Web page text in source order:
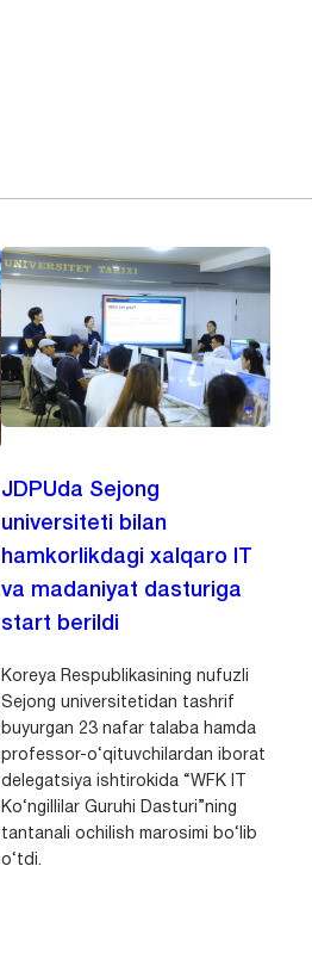
JDPUda Sejong
universiteti bilan
hamkorlikdagi xalqaro IT
va madaniyat dasturiga
start berildi
Koreya Respublikasining nufuzli
Sejong universitetidan tashrif
buyurgan 23 nafar talaba hamda
professor-o‘qituvchilardan iborat
delegatsiya ishtirokida “WFK IT
Ko‘ngillilar Guruhi Dasturi”ning
tantanali ochilish marosimi bo‘lib
o‘tdi.